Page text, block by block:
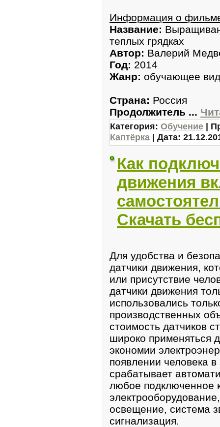
Информация о
Название:
теплых грядках
Автор: Валерий
Год: 2014
Жанр: обучающее
Страна: Россия
Продолжитель ...
Категория: Обучение |
Каптёрка | Дата:
Как
движения
Скачать
Для удобства и
датчики движения,
или присутствие
датчики движения
использовались
производственных
стоимость датчиков
широко применяться
экономии
появлении человека
срабатывает
любое подключенное
освещение, система
сигнализация.